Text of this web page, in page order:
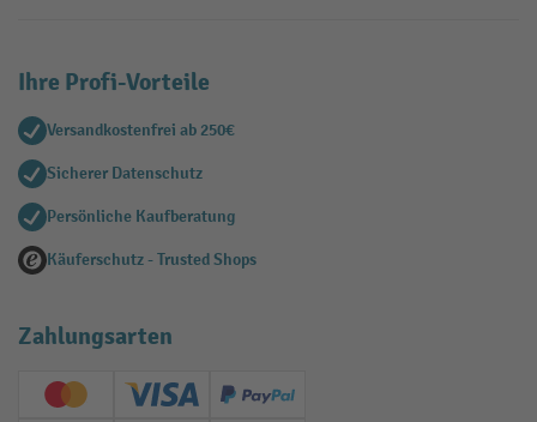
Ihre Profi-Vorteile
Versandkostenfrei ab 250€
Sicherer Datenschutz
Persönliche Kaufberatung
Käuferschutz - Trusted Shops
Zahlungsarten
Creditcard (Master)Creditcard (Visa)
PayPal